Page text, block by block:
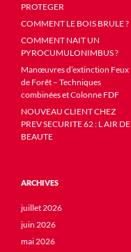
PROTEGER
COMMENT LE BOIS BRULE ?
COMMENT NAIT UN
PYROCUMULONIMBUS ?
Manœuvres d’extinction Feux
de Forêt – Techniques
combinées et Colonne FDF
NOUVEAU CLIENT CHEZ
PREV SECURITE 62 : L AIR DE
BEAUTE
ARCHIVES
juillet 2026
juin 2026
mai 2026